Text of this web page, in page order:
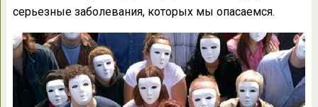
серьезные заболевания, которых мы опасаемся.